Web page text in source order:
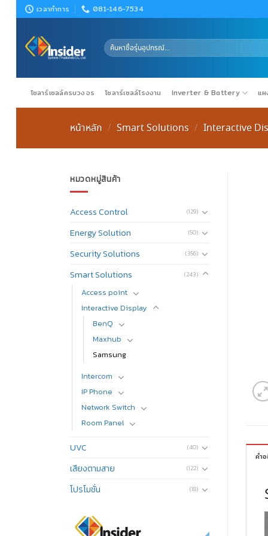
Skip
to
เวลาทำการ 081-146-7534
ค้นหา:
โซลาร์เซลล์ครบวงจร โซลาร์เซลล์โรงงาน Inverter & Battery แผ
หน้าหลัก / Smart Solutions / Interactive
หมวดหมู่สินค้า
Access Control (129)
Energy Solution (50)
Security Solutions (356)
Smart Solutions (243)
Access​ point
Interactive Display
BenQ
Maxhub
Samsung
Intercom
IP Phone
Network Switch
Room Panel
UVC (40)
เสียงตามสาย (122)
โปรโมชั่น (18)
คำ